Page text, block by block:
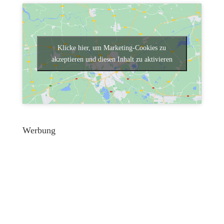
Klicke hier, um Marketing-Cookies zu
akzeptieren und diesen Inhalt zu aktivieren
Werbung